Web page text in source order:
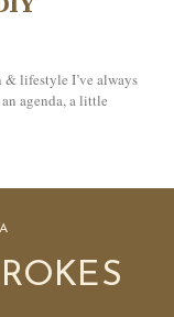
lifestyle I’ve always
agenda, a little